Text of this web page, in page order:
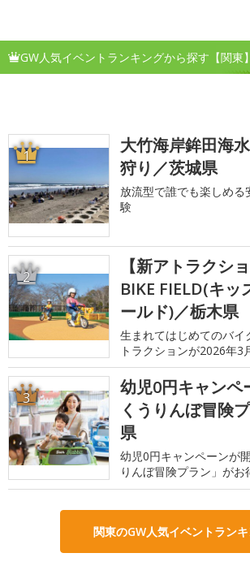
GW人気イベントランキングから探す【関東】
1
大竹海岸鉾田海
狩り／茨城県
放流型で誰でも楽しめ
験
2
【新アトラクシ
BIKE FIELD(キッ
ールド)／栃木県
生まれてはじめてのバイ
トラクションが2026年3
3
幼児0円キャン
くうりんぼ冒険
県
幼児0円キャンペーンが
りんぼ冒険プラン」がお
関東のGW人気イベントラン